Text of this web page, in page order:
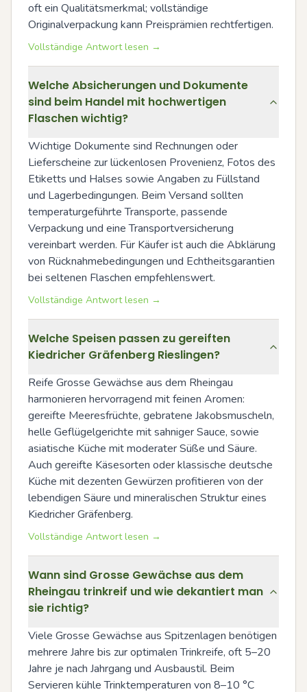
oft ein Qualitätsmerkmal; vollständige
Originalverpackung kann Preisprämien rechtfertigen.
Vollständige Antwort lesen →
Welche Absicherungen und Dokumente
sind beim Handel mit hochwertigen
Flaschen wichtig?
Wichtige Dokumente sind Rechnungen oder
Lieferscheine zur lückenlosen Provenienz, Fotos des
Etiketts und Halses sowie Angaben zu Füllstand
und Lagerbedingungen. Beim Versand sollten
temperaturgeführte Transporte, passende
Verpackung und eine Transportversicherung
vereinbart werden. Für Käufer ist auch die Abklärung
von Rücknahmebedingungen und Echtheitsgarantien
bei seltenen Flaschen empfehlenswert.
Vollständige Antwort lesen →
Welche Speisen passen zu gereiften
Kiedricher Gräfenberg Rieslingen?
Reife Grosse Gewächse aus dem Rheingau
harmonieren hervorragend mit feinen Aromen:
gereifte Meeresfrüchte, gebratene Jakobsmuscheln,
helle Geflügelgerichte mit sahniger Sauce, sowie
asiatische Küche mit moderater Süße und Säure.
Auch gereifte Käsesorten oder klassische deutsche
Küche mit dezenten Gewürzen profitieren von der
lebendigen Säure und mineralischen Struktur eines
Kiedricher Gräfenberg.
Vollständige Antwort lesen →
Wann sind Grosse Gewächse aus dem
Rheingau trinkreif und wie dekantiert man
sie richtig?
Viele Grosse Gewächse aus Spitzenlagen benötigen
mehrere Jahre bis zur optimalen Trinkreife, oft 5–20
Jahre je nach Jahrgang und Ausbaustil. Beim
Servieren kühle Trinktemperaturen von 8–10 °C